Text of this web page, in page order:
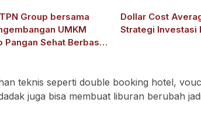
Group bersama
UMKM
Pangan Sehat Berbasis
Dollar Cost
Strategi Investasi
teknis seperti double booking hotel,
juga bisa membuat liburan berubah